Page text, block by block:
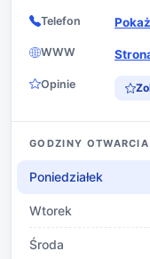
Telefon
WWW
Opinie
GODZINY OTWARCIA
Poniedziałek
Wtorek
Środa